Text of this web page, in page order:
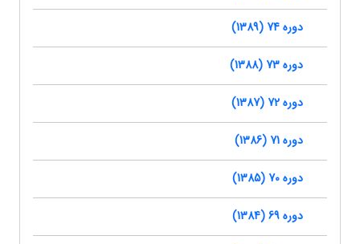
دوره 74 (1389)
دوره 73 (1388)
دوره 72 (1387)
دوره 71 (1386)
دوره 70 (1385)
دوره 69 (1384)